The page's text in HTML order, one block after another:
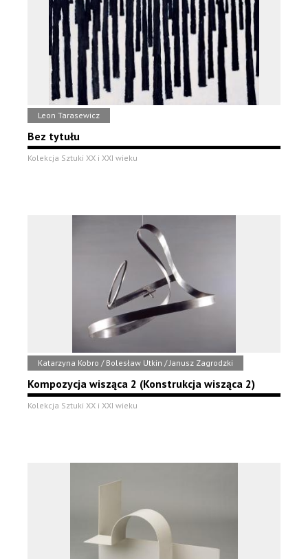
Leon Tarasewicz
Bez tytułu
Kolekcja Sztuki XX i XXI wieku
Katarzyna Kobro / Bolesław Utkin / Janusz Zagrodzki
Kompozycja wisząca 2 (Konstrukcja wisząca 2)
Kolekcja Sztuki XX i XXI wieku